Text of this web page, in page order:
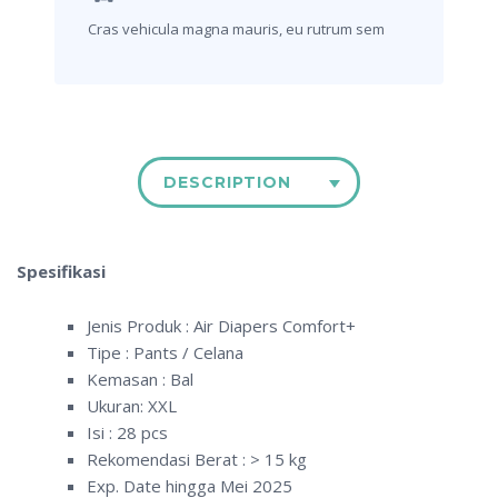
Cras vehicula magna mauris, eu rutrum sem
DESCRIPTION
Spesifikasi
Jenis Produk : Air Diapers Comfort+
Tipe : Pants / Celana
Kemasan : Bal
Ukuran: XXL
Isi : 28 pcs
Rekomendasi Berat : > 15 kg
Exp. Date hingga Mei 2025